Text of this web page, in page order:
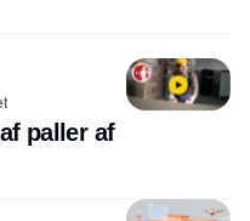
paller af